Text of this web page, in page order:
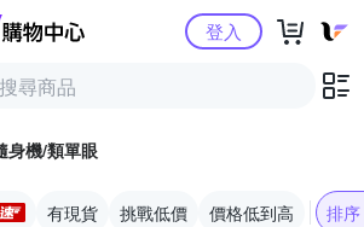
Yahoo購物中心登入
身機/類單眼
有現貨 挑戰低價 價格低到高 排序